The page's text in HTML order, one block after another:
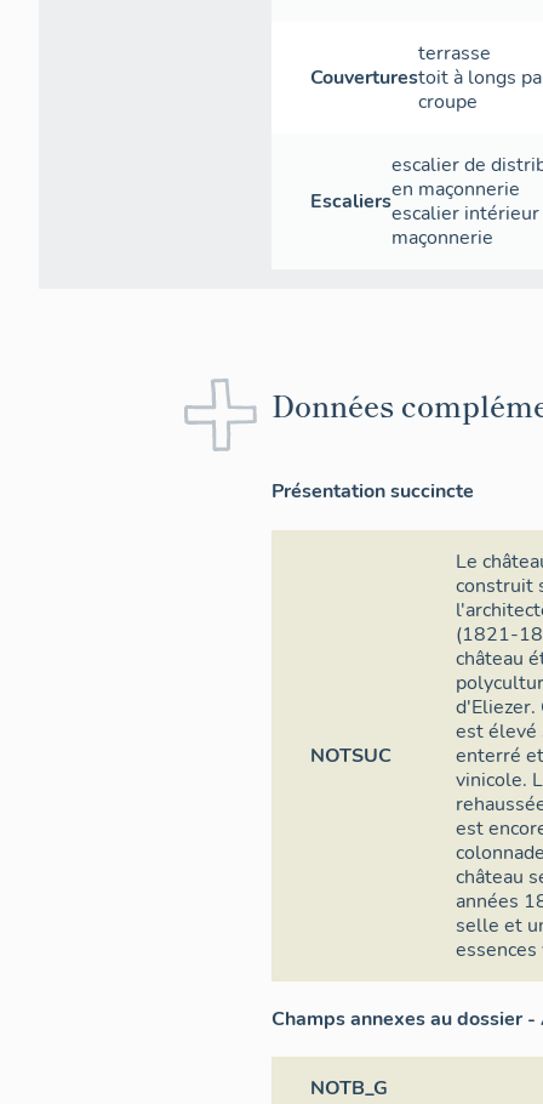
Couvertures
terrasse
toit à longs
croupe
Escaliers
escalier de
en maçonnerie
escalier intérieur
maçonnerie
Données
Présentation succincte
NOTSUC
Le
construit
(1821-
château
d'Eliezer.
est élevé
enterré
vinicole.
est
château
années
selle et
Champs annexes au dossier
NOTB_G